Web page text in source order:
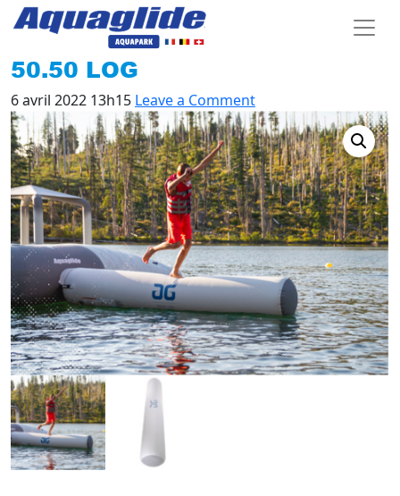
50.50 LOG
6 avril 2022 13h15 Leave a Comment